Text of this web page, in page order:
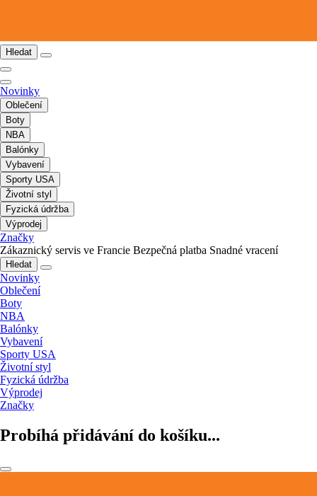
Hledat
Novinky
Oblečení
Boty
NBA
Balónky
Vybavení
Sporty USA
Životní styl
Fyzická údržba
Výprodej
Značky
Zákaznický servis ve Francie Bezpečná platba Snadné vracení
Hledat
Novinky
Oblečení
Boty
NBA
Balónky
Vybavení
Sporty USA
Životní styl
Fyzická údržba
Výprodej
Značky
Probíhá přidávání do košíku...